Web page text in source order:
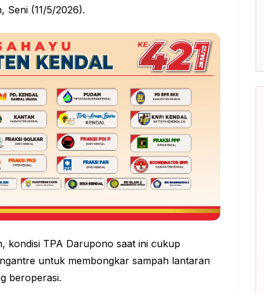
Seni (11/5/2026).
kondisi TPA Darupono saat ini cukup
untuk membongkar sampah lantaran
beroperasi.